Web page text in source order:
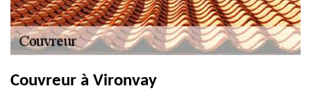
Couvreur à Vironvay